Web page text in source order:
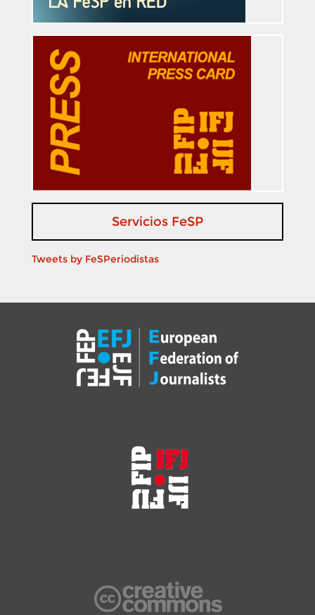
Servicios FeSP
Tweets by FeSPeriodistas